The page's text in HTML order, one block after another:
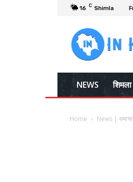
16 C Shimla
NEWS शिमला
Home News |